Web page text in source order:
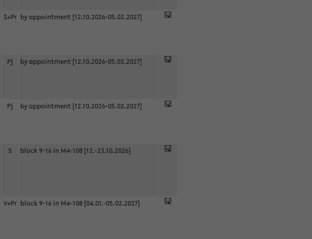
S+Pr by appointment [12.10.2026-05.02.2027]
Pj by appointment [12.10.2026-05.02.2027]
Pj by appointment [12.10.2026-05.02.2027]
S block 9-16 in M4-108 [12.-23.10.2026]
V+Pr block 9-16 in M4-108 [04.01.-05.02.2027]